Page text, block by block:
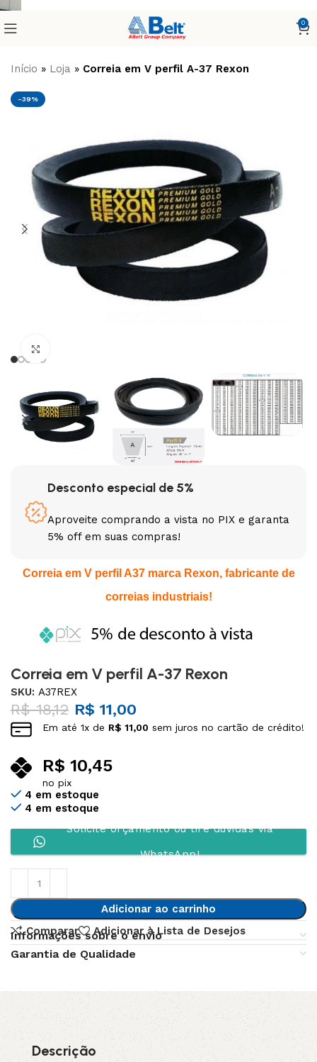
0
Início » Loja » Correia em V perfil A-37 Rexon
-39%
Desconto especial de 5%
Aproveite comprando a vista no PIX e garanta
5% off em suas compras!
Correia em V perfil A37 marca Rexon, fabricante de
correias industriais!
Correia em V perfil A-37 Rexon
SKU:A37REX
R$18,12 R$ 11,00
Em até1x de R$ 11,00 sem juros no cartão de crédito!
R$ 10,45
no pix
4 em estoque
4 em estoque
Solicite orçamento ou tire dúvidas via
WhatsApp!
Adicionar ao carrinho
Comparar
Adicionar à Lista de Desejos
Informações sobre o envio
Garantia de Qualidade
Descrição